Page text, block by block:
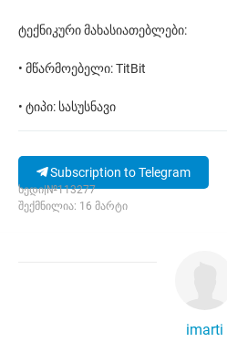
ტექნიკური მახასიათებლები:
• მწარმოებელი: TitBit
• ტიპი: სასუსნავი
Subscription to Telegram
ხედი|№113277
შექმნილია: 16 მარტი
imarti